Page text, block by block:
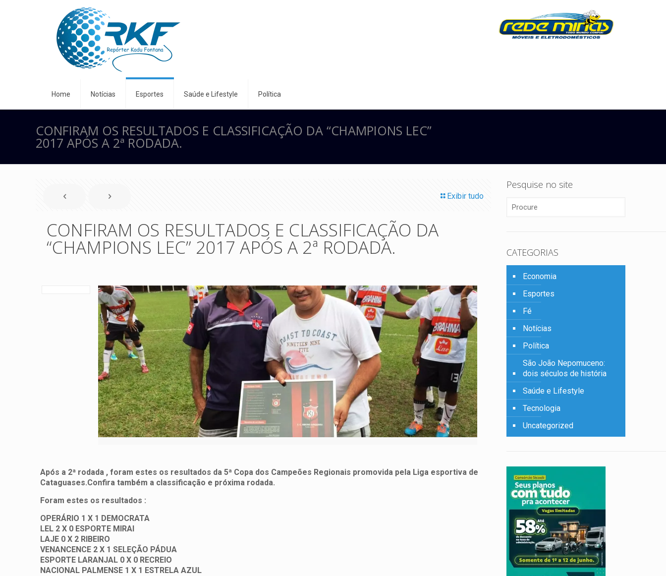
Home Notícias Esportes Saúde e Lifestyle Política
CONFIRAM OS RESULTADOS E CLASSIFICAÇÃO DA “CHAMPIONS LEC”
2017 APÓS A 2ª RODADA.
Exibir tudo
CONFIRAM OS RESULTADOS E CLASSIFICAÇÃO DA
“CHAMPIONS LEC” 2017 APÓS A 2ª RODADA.
Após a 2ª rodada , foram estes os resultados da 5ª Copa dos Campeões Regionais promovida pela Liga esportiva de
Cataguases.Confira também a classificação e próxima rodada.
Foram estes os resultados :
OPERÁRIO 1 X 1 DEMOCRATA
LEL 2 X 0 ESPORTE MIRAI
LAJE 0 X 2 RIBEIRO
VENANCENCE 2 X 1 SELEÇÃO PÁDUA
ESPORTE LARANJAL 0 X 0 RECREIO
NACIONAL PALMENSE 1 X 1 ESTRELA AZUL
Pesquise no site
CATEGORIAS
Economia
Esportes
Fé
Notícias
Política
São João Nepomuceno:
dois séculos de história
Saúde e Lifestyle
Tecnologia
Uncategorized